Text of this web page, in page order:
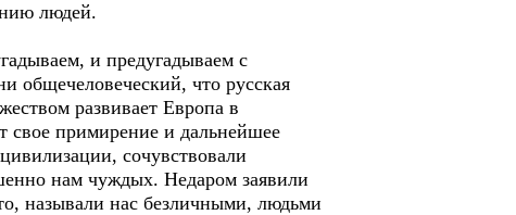
людей.
и предугадываем с
общечеловеческий, что русская
развивает Европа в
свое примирение и дальнейшее
сочувствовали
нам чуждых. Недаром заявили
называли нас безличными, людьми